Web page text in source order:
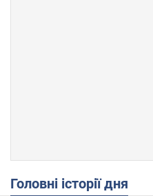
Головні історії дня